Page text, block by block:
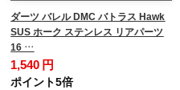
ダーツ バレル DMC バトラス Hawk
SUS ホーク ステンレス リアパーツ
16 …
1,540 円
ポイント5倍